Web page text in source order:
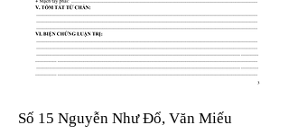
Số 15 Nguyễn Như Đổ, Văn Miếu​​​​